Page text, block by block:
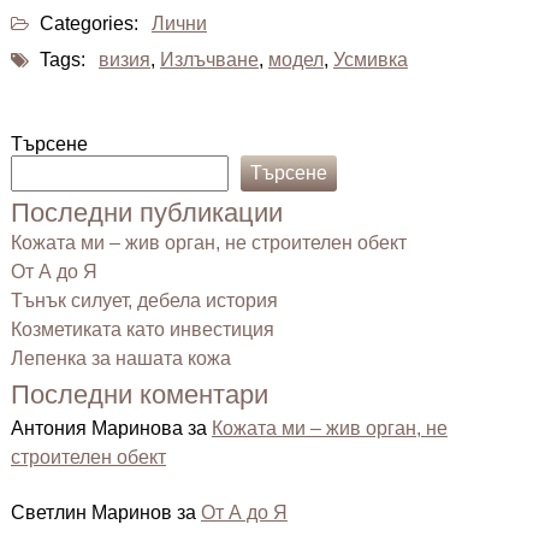
Categories:
Лични
Tags:
визия, Излъчване, модел, Усмивка
Търсене
Търсене
Последни публикации
Кожата ми – жив орган, не строителен обект
От А до Я
Тънък силует, дебела история
Козметиката като инвестиция
Лепенка за нашата кожа
Последни коментари
Антония Маринова за Кожата ми – жив орган, не
строителен обект
Светлин Маринов за От А до Я